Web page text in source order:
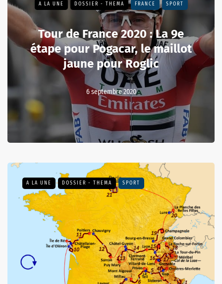
A LA UNE DOSSIER - THEMA FRANCE SPORT
Tour de France 2020 : La 9e
étape pour Pogacar, le maillot
jaune pour Roglic
6 septembre 2020
A LA UNE DOSSIER - THEMA SPORT